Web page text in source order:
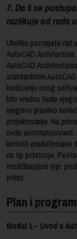
7. Da li se
razlikuje od rada
Ukoliko poznajete rad
AutoCAD
AutoCAD
standardnom
korišćenju ovog
bilo vredno truda
njegovo pravilno
projektovanje. Na
ovde
koristiti predefinisane
na tip prostorije.
modifikacijom (npr.
prikaz.
Plan i
Modul 1 – Uvod u